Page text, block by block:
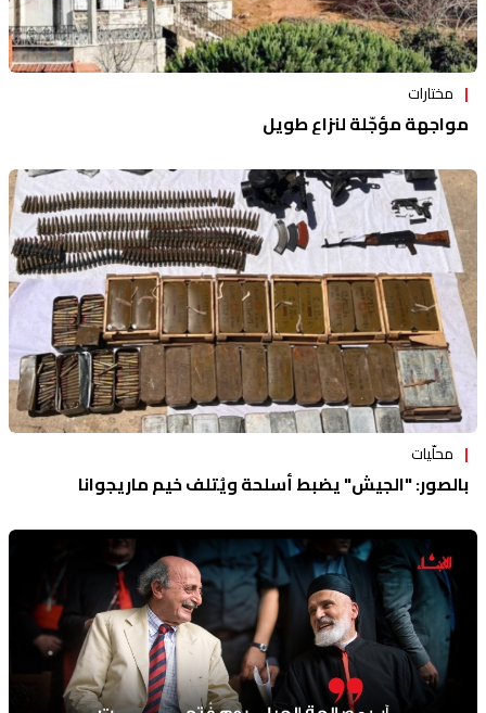
مختارات
مواجهة مؤجّلة لنزاع طويل
محلّيات
بالصور: "الجيش" يضبط أسلحة ويُتلف خيم ماريجوانا